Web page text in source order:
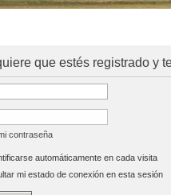
que estés registrado y
contraseña
automáticamente en cada visita
mi estado de conexión en esta sesión